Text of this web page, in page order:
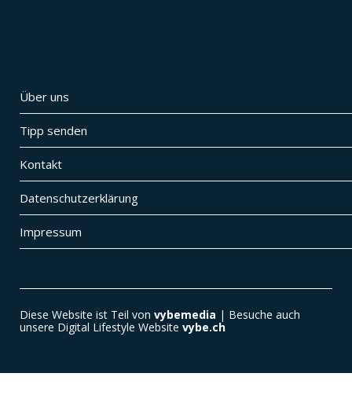
Über uns
Tipp senden
Kontakt
Datenschutzerklärung
Impressum
Diese Website ist Teil von vybemedia | Besuche auch
unsere Digital Lifestyle Website vybe.ch